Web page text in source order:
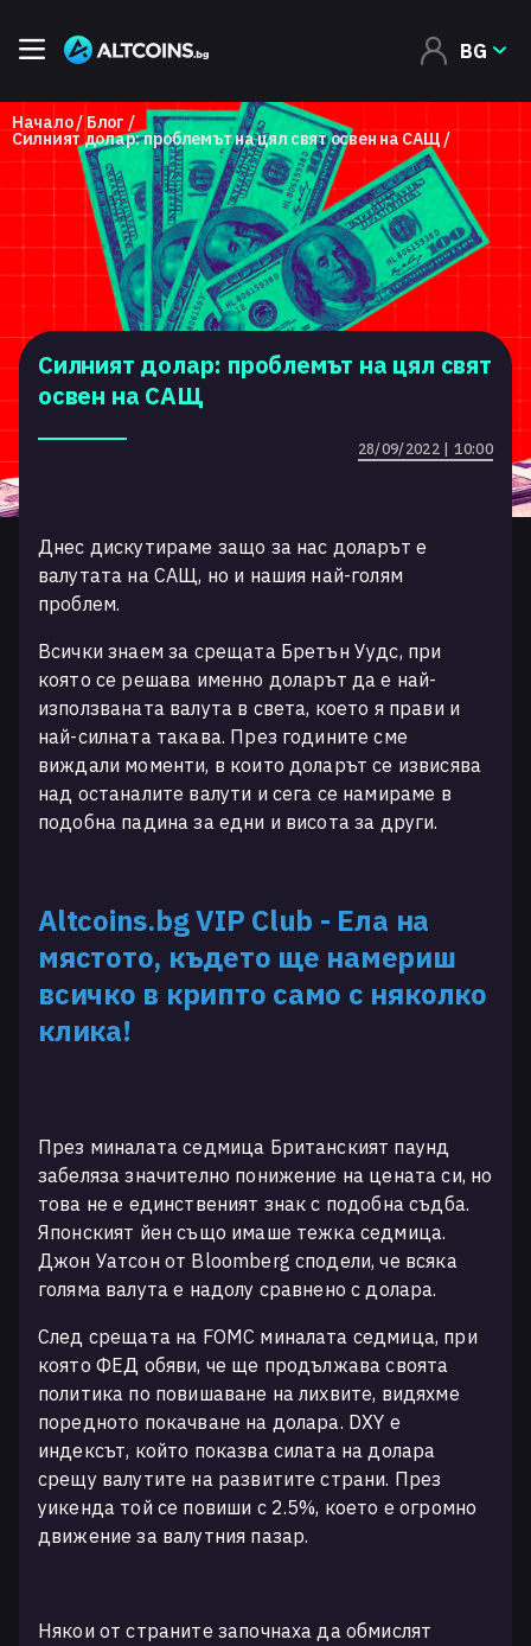
BG
Начало Блог
Силният долар: проблемът на цял свят освен на САЩ
Силният долар: проблемът на цял свят
освен на САЩ
28/09/2022 | 10:00
Днес дискутираме защо за нас доларът е
валутата на САЩ, но и нашия най-голям
проблем.
Всички знаем за срещата Бретън Уудс, при
която се решава именно доларът да е най-
използваната валута в света, което я прави и
най-силната такава. През годините сме
виждали моменти, в които доларът се извисява
над останалите валути и сега се намираме в
подобна падина за едни и висота за други.
Altcoins.bg VIP Club - Ела на
мястото, където ще намериш
всичко в крипто само с няколко
клика!
През миналата седмица Британският паунд
забеляза значително понижение на цената си, но
това не е единственият знак с подобна съдба.
Японският йен също имаше тежка седмица.
Джон Уатсон от Bloomberg сподели, че всяка
голяма валута е надолу сравнено с долара.
След срещата на FOMC миналата седмица, при
която ФЕД обяви, че ще продължава своята
политика по повишаване на лихвите, видяхме
поредното покачване на долара. DXY e
индексът, който показва силата на долара
срещу валутите на развитите страни. През
уикенда той се повиши с 2.5%, което е огромно
движение за валутния пазар.
Някои от страните започнаха да обмислят